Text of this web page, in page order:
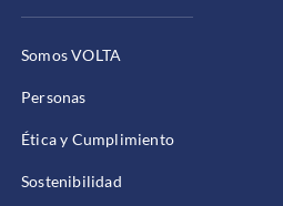
Somos VOLTA
Personas
Ética y Cumplimiento
Sostenibilidad